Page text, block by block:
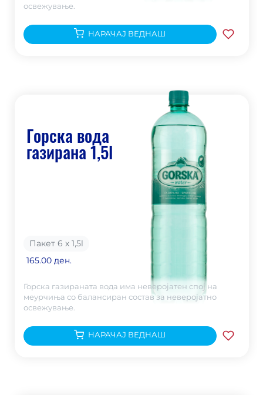
освежување.
НАРАЧАЈ ВЕДНАШ
Горска вода
газирана 1,5l
Пакет 6 х 1,5l
165.00 ден.
Горска газираната вода има неверојатен спој на
меурчиња со балансиран состав за неверојатно
освежување.
НАРАЧАЈ ВЕДНАШ